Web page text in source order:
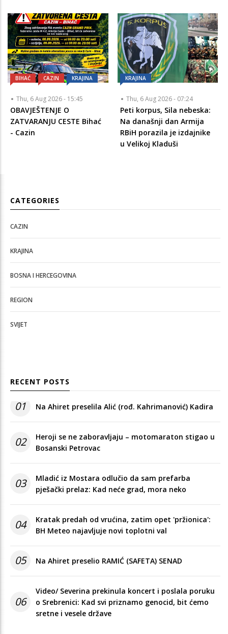
BIHAĆ CAZIN KRAJINA
Thu, 6 Aug 2026 - 15:45
OBAVJEŠTENJE O
ZATVARANJU CESTE Bihać
- Cazin
KRAJINA
Thu, 6 Aug 2026 - 07:24
Peti korpus, Sila nebeska:
Na današnji dan Armija
RBiH porazila je izdajnike
u Velikoj Kladuši
CATEGORIES
CAZIN
KRAJINA
BOSNA I HERCEGOVINA
REGION
SVIJET
RECENT POSTS
01 Na Ahiret preselila Alić (rođ. Kahrimanović) Kadira
02
Heroji se ne zaboravljaju – motomaraton stigao u
Bosanski Petrovac
03
Mladić iz Mostara odlučio da sam prefarba
pješački prelaz: Kad neće grad, mora neko
04
Kratak predah od vrućina, zatim opet 'pržionica':
BH Meteo najavljuje novi toplotni val
05 Na Ahiret preselio RAMIĆ (SAFETA) SENAD
06
Video/ Severina prekinula koncert i poslala poruku
o Srebrenici: Kad svi priznamo genocid, bit ćemo
sretne i vesele države